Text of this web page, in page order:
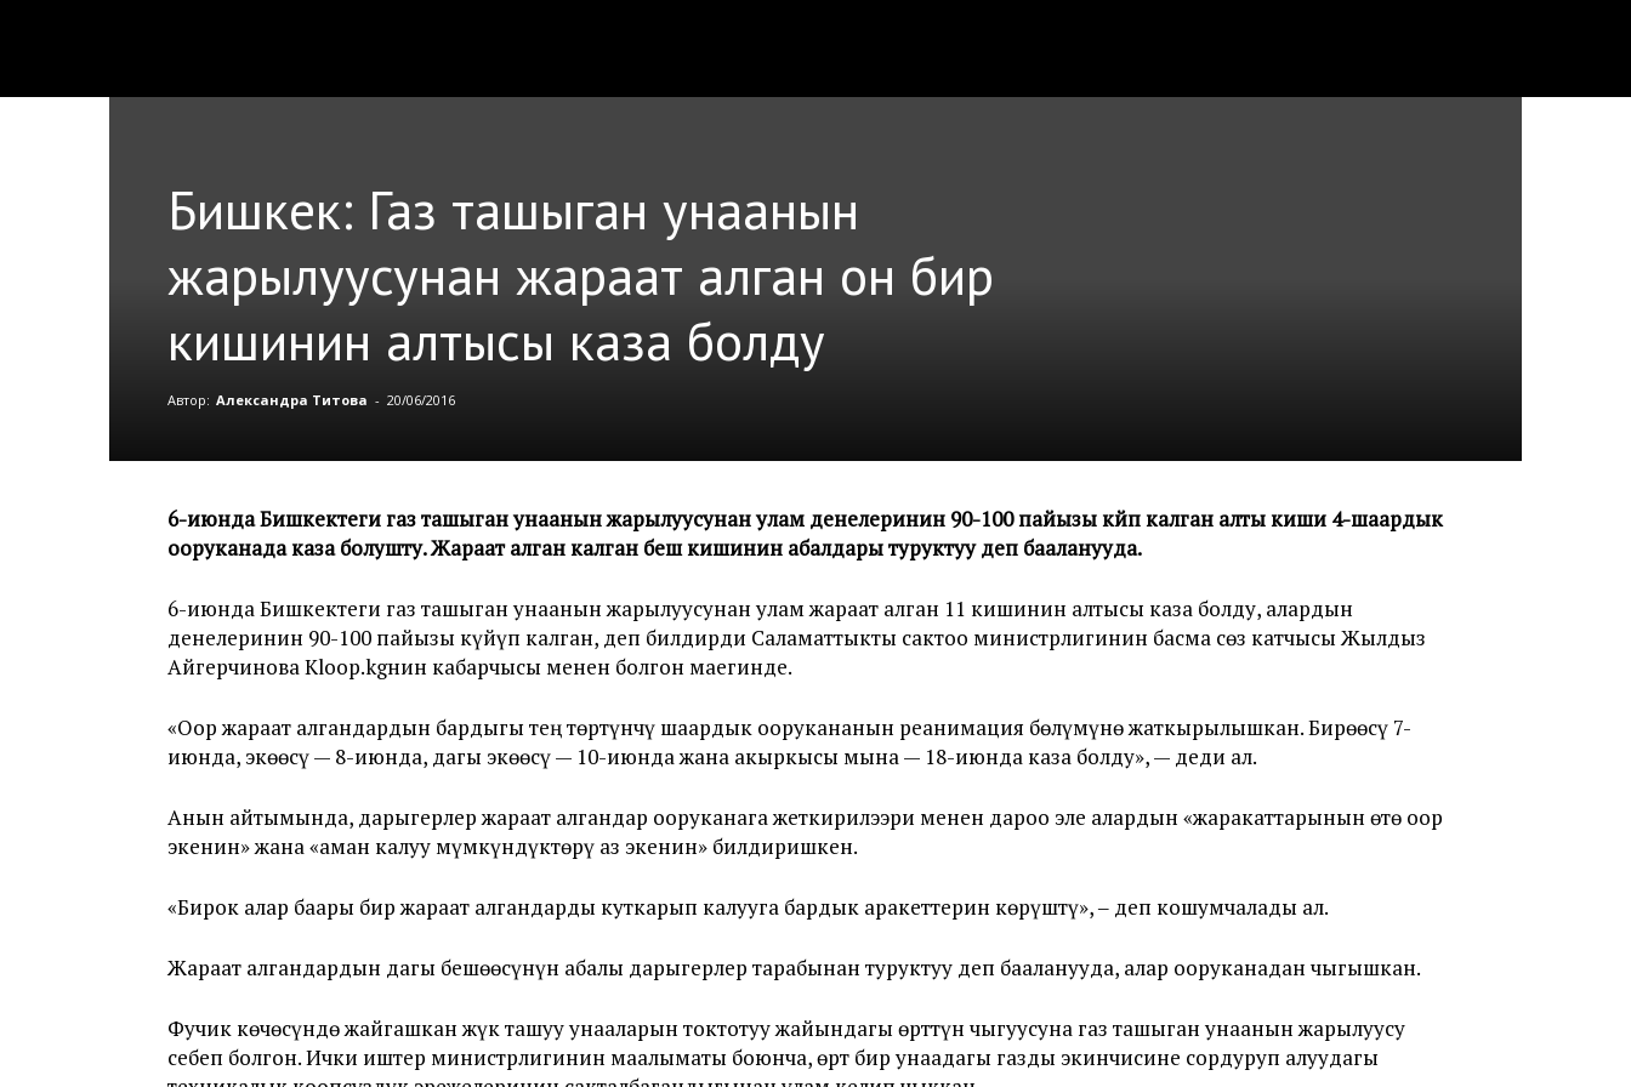
Бишкек: Газ ташыган унаанын
жарылуусунан жараат алган он бир
кишинин алтысы каза болду
Автор: Александра Титова - 20/06/2016
6-июнда Бишкектеги газ ташыган унаанын жарылуусунан улам денелеринин 90-100 пайызы күйүп калган алты киши 4-шаардык
ооруканада каза болушту. Жараат алган калган беш кишинин абалдары туруктуу деп бааланууда.
6-июнда Бишкектеги газ ташыган унаанын жарылуусунан улам жараат алган 11 кишинин алтысы каза болду, алардын
денелеринин 90-100 пайызы күйүп калган, деп билдирди Саламаттыкты сактоо министрлигинин басма сөз катчысы Жылдыз
Айгерчинова Kloop.kgнин кабарчысы менен болгон маегинде.
«Оор жараат алгандардын бардыгы тең төртүнчү шаардык оорукананын реанимация бөлүмүнө жаткырылышкан. Бирөөсү 7-
июнда, экөөсү — 8-июнда, дагы экөөсү — 10-июнда жана акыркысы мына — 18-июнда каза болду», — деди ал.
Анын айтымында, дарыгерлер жараат алгандар ооруканага жеткирилээри менен дароо эле алардын «жаракаттарынын өтө оор
экенин» жана «аман калуу мүмкүндүктөрү аз экенин» билдиришкен.
«Бирок алар баары бир жараат алгандарды куткарып калууга бардык аракеттерин көрүштү», ‒ деп кошумчалады ал.
Жараат алгандардын дагы бешөөсүнүн абалы дарыгерлер тарабынан туруктуу деп бааланууда, алар ооруканадан чыгышкан.
Фучик көчөсүндө жайгашкан жүк ташуу унааларын токтотуу жайындагы өрттүн чыгуусуна газ ташыган унаанын жарылуусу
себеп болгон. Ички иштер министрлигинин маалыматы боюнча, өрт бир унаадагы газды экинчисине сордуруп алуудагы